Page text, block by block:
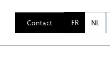
Contact FR NL